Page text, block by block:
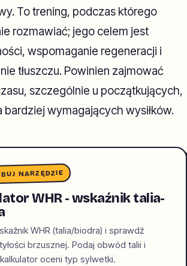
To trening, podczas którego
rozmawiać; jego celem jest
wspomaganie regeneracji i
tłuszczu. Powinien zajmować
szczególnie u początkujących,
bardziej wymagających wysiłków.
NARZĘDZIE
WHR - wskaźnik talia-
WHR (talia/biodra) i sprawdź
brzusznej. Podaj obwód talii i
oceni typ sylwetki.